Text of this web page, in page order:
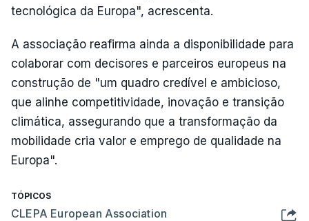
tecnológica da Europa", acrescenta.
A associação reafirma ainda a disponibilidade para
colaborar com decisores e parceiros europeus na
construção de "um quadro credível e ambicioso,
que alinhe competitividade, inovação e transição
climática, assegurando que a transformação da
mobilidade cria valor e emprego de qualidade na
Europa".
TÓPICOS
CLEPA European Association